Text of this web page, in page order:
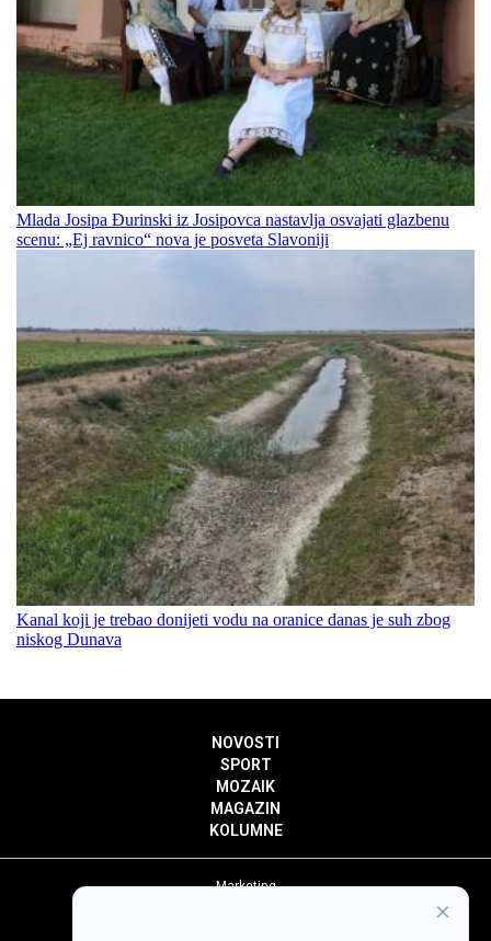
Mlada Josipa Đurinski iz Josipovca nastavlja osvajati glazbenu
scenu: „Ej ravnico“ nova je posveta Slavoniji
Kanal koji je trebao donijeti vodu na oranice danas je suh zbog
niskog Dunava
NOVOSTI
SPORT
MOZAIK
MAGAZIN
KOLUMNE
Marketing
×